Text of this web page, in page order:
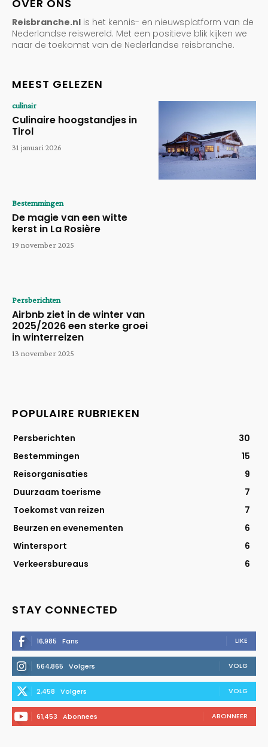
OVER ONS
Reisbranche.nl is het kennis- en nieuwsplatform van de
Nederlandse reiswereld. Met een positieve blik kijken we
naar de toekomst van de Nederlandse reisbranche.
MEEST GELEZEN
culinair
Culinaire hoogstandjes in
Tirol
31 januari 2026
Bestemmingen
De magie van een witte
kerst in La Rosière
19 november 2025
Persberichten
Airbnb ziet in de winter van
2025/2026 een sterke groei
in winterreizen
13 november 2025
POPULAIRE RUBRIEKEN
Persberichten
30
Bestemmingen
15
Reisorganisaties
9
Duurzaam toerisme
7
Toekomst van reizen
7
Beurzen en evenementen
6
Wintersport
6
Verkeersbureaus
6
STAY CONNECTED
16,985 Fans LIKE
564,865 Volgers VOLG
2,458 Volgers VOLG
61,453 Abonnees ABONNEER